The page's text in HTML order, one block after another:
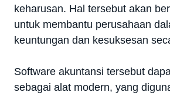
keharusan. Hal tersebut akan
untuk membantu perusahaan
keuntungan dan kesuksesan
Software akuntansi tersebut
sebagai alat modern, yang